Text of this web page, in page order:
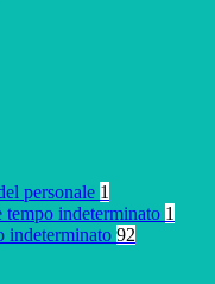
personale 1
tempo indeterminato 1
indeterminato 92